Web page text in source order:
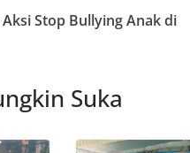
Stop Bullying Anak di
Suka